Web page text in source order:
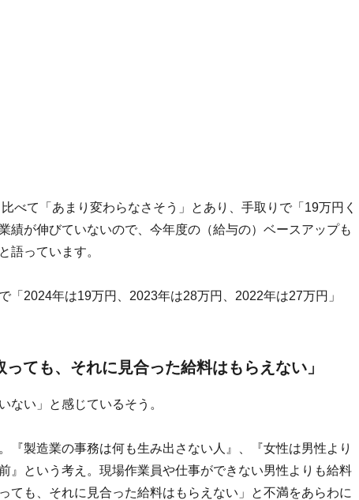
べて「あまり変わらなさそう」とあり、手取りで「19万円く
績が伸びていないので、今年度の（給与の）ベースアップも
語っています。
「2024年は19万円、2023年は28万円、2022年は27万円」
っても、それに見合った給料はもらえない」
ない」と感じているそう。
『製造業の事務は何も生み出さない人』、『女性は男性より
』という考え。現場作業員や仕事ができない男性よりも給料
ても、それに見合った給料はもらえない」と不満をあらわに